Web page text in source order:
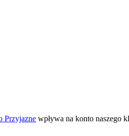
Przyjazne wpływa na konto naszego